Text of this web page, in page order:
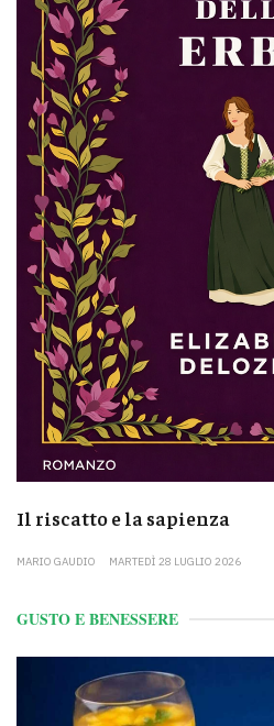
Il riscatto e la sapienza
MARIO GAUDIO MARTEDÌ 28 LUGLIO 2026
GUSTO E BENESSERE